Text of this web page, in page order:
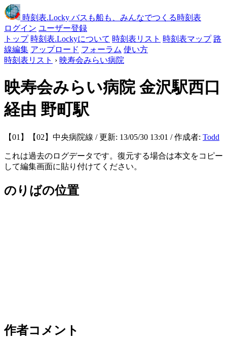
時刻表.Locky バスも船も、みんなでつくる時刻表
ログイン ユーザー登録
トップ 時刻表.Lockyについて 時刻表リスト 時刻表マップ 路
線編集 アップロード フォーラム 使い方
時刻表リスト › 映寿会みらい病院
映寿会みらい病院金沢駅西口
経由 野町駅
【01】【02】中央病院線 / 更新: 13/05/30 13:01 / 作成者: Todd
これは過去のログデータです。復元する場合は本文をコピー
して編集画面に貼り付けてください。
のりばの位置
作者コメント